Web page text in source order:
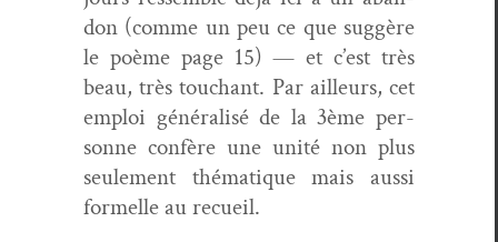
don (comme un peu ce que sug­gère
le poème page 15) — et c’est très
beau, très touchant. Par ailleurs, cet
emploi général­isé de la 3ème per­
son­ne con­fère une unité non plus
seule­ment thé­ma­tique mais aus­si
formelle au recueil.